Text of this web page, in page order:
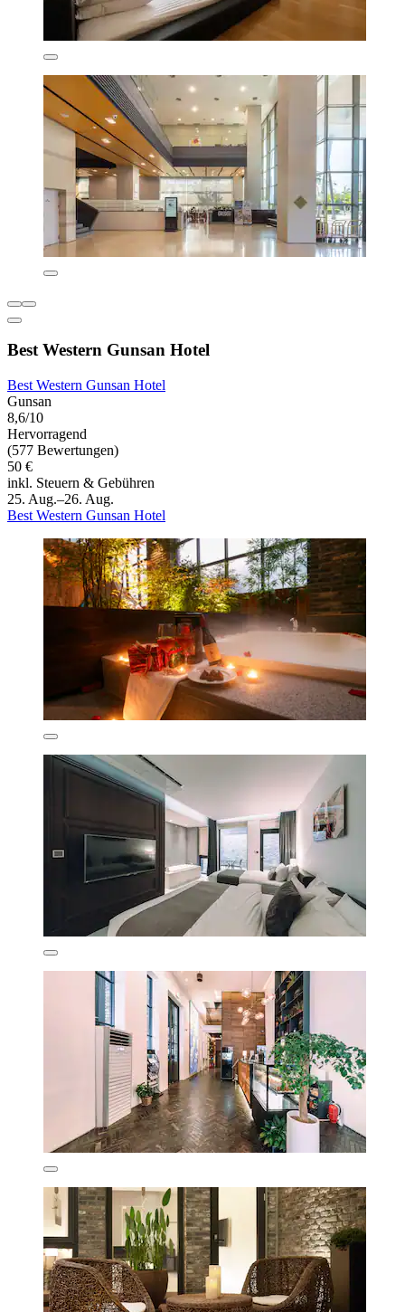
Best Western Gunsan Hotel
Best Western Gunsan Hotel
Gunsan
8,6/10
Hervorragend
(577 Bewertungen)
50 €
inkl. Steuern & Gebühren
25. Aug.–26. Aug.
Best Western Gunsan Hotel